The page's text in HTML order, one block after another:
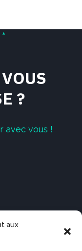
aux
VOUS
E ?
r avec vous !